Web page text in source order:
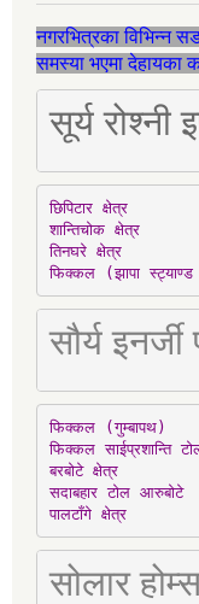
नगरभित्रका विभिन्न
समस्या भएमा देहायका
सूर्य
छिपिटार क्षेत्र
शान्तिचोक क्षेत्र
तिनघरे क्षेत्र
फिक्कल (झापा स्ट्याण्ड
सौर्य
फिक्कल (गुम्बापथ)
फिक्कल साईप्रशान्ति
बरबोटे क्षेत्र
सदाबहार टोल आरुबोटे
पालटाँगे क्षेत्र
सोलार